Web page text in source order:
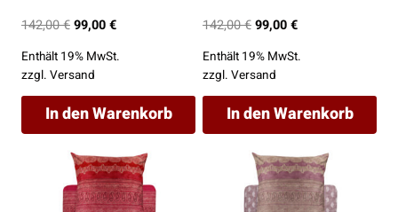
142,00€Ursprünglicher
war:
142,00 €
99,00€Aktueller
ist:
Enthält 19% MwSt.
zzgl. Versand
In den Warenkorb
142,00€Ursprünglicher
war:
142,00 €
99,00€Aktueller
ist:
Enthält 19% MwSt.
zzgl. Versand
In den Warenkorb